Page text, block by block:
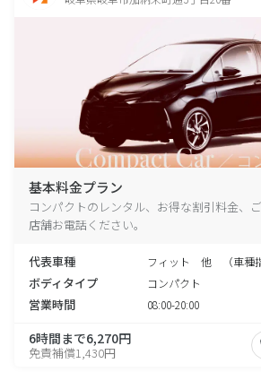
基本料金プラン
コンパクトのレンタル、お得な割引料金、
店舗お電話ください。
代表車種 フィット 他 （車種指
ボディタイプ コンパクト
営業時間 08:00-20:00
6時間まで6,270円
免責補償1,430円